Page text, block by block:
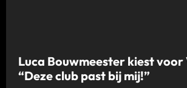
Luca Bouwmeester kiest voor
“Deze club past bij mij!”